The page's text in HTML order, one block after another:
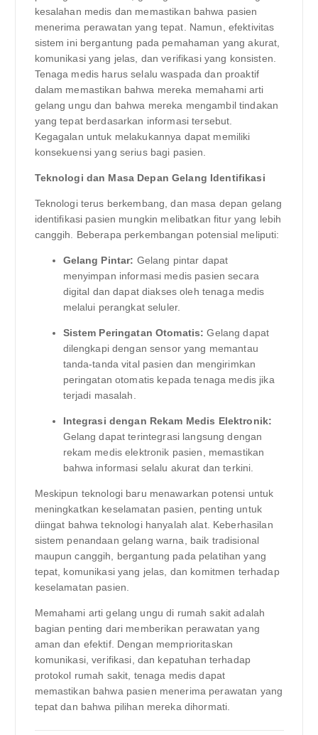
kesalahan medis dan memastikan bahwa pasien
menerima perawatan yang tepat. Namun, efektivitas
sistem ini bergantung pada pemahaman yang akurat,
komunikasi yang jelas, dan verifikasi yang konsisten.
Tenaga medis harus selalu waspada dan proaktif
dalam memastikan bahwa mereka memahami arti
gelang ungu dan bahwa mereka mengambil tindakan
yang tepat berdasarkan informasi tersebut.
Kegagalan untuk melakukannya dapat memiliki
konsekuensi yang serius bagi pasien.
Teknologi dan Masa Depan Gelang Identifikasi
Teknologi terus berkembang, dan masa depan gelang
identifikasi pasien mungkin melibatkan fitur yang lebih
canggih. Beberapa perkembangan potensial meliputi:
Gelang Pintar: Gelang pintar dapat
menyimpan informasi medis pasien secara
digital dan dapat diakses oleh tenaga medis
melalui perangkat seluler.
Sistem Peringatan Otomatis: Gelang dapat
dilengkapi dengan sensor yang memantau
tanda-tanda vital pasien dan mengirimkan
peringatan otomatis kepada tenaga medis jika
terjadi masalah.
Integrasi dengan Rekam Medis Elektronik:
Gelang dapat terintegrasi langsung dengan
rekam medis elektronik pasien, memastikan
bahwa informasi selalu akurat dan terkini.
Meskipun teknologi baru menawarkan potensi untuk
meningkatkan keselamatan pasien, penting untuk
diingat bahwa teknologi hanyalah alat. Keberhasilan
sistem penandaan gelang warna, baik tradisional
maupun canggih, bergantung pada pelatihan yang
tepat, komunikasi yang jelas, dan komitmen terhadap
keselamatan pasien.
Memahami arti gelang ungu di rumah sakit adalah
bagian penting dari memberikan perawatan yang
aman dan efektif. Dengan memprioritaskan
komunikasi, verifikasi, dan kepatuhan terhadap
protokol rumah sakit, tenaga medis dapat
memastikan bahwa pasien menerima perawatan yang
tepat dan bahwa pilihan mereka dihormati.